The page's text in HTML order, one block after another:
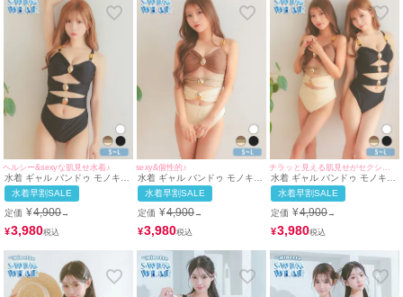
ヘルシー&sexyな肌見せ水着♪
水着 ギャル バンドゥ モノキニ
シャーリング カットアウト ビ
キニ (ブラック/若林萌々着用)
水着早割SALE
定価 ¥4,900→
¥3,980
sexy&個性的♪
水着 ギャル バンドゥ モノキニ
シャーリング カットアウト ビ
キニ (ブラウン×ベージュ/早河
ルカ着用 ブラック/若林萌々着
用)
水着早割SALE
定価 ¥4,900→
¥3,980
水着 ギャル バンドゥ モノキニ
シャーリング カットアウト ビ
キニ (ブラウン×ベージュ/早河
ルカ着用 ブラック/若林萌々着
用)
水着早割SALE
定価 ¥4,900→
¥3,980